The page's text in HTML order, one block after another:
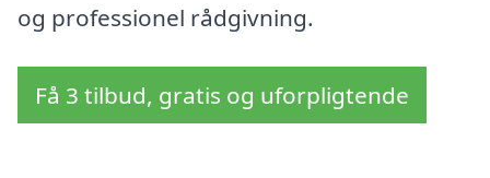
og professionel rådgivning.
Få 3 tilbud, gratis og uforpligtende